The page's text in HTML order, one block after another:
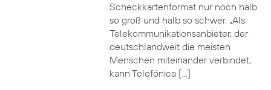
Scheckkartenformat nur noch halb
so groß und halb so schwer. „Als
Telekommunikationsanbieter, der
deutschlandweit die meisten
Menschen miteinander verbindet,
kann Telefónica […]